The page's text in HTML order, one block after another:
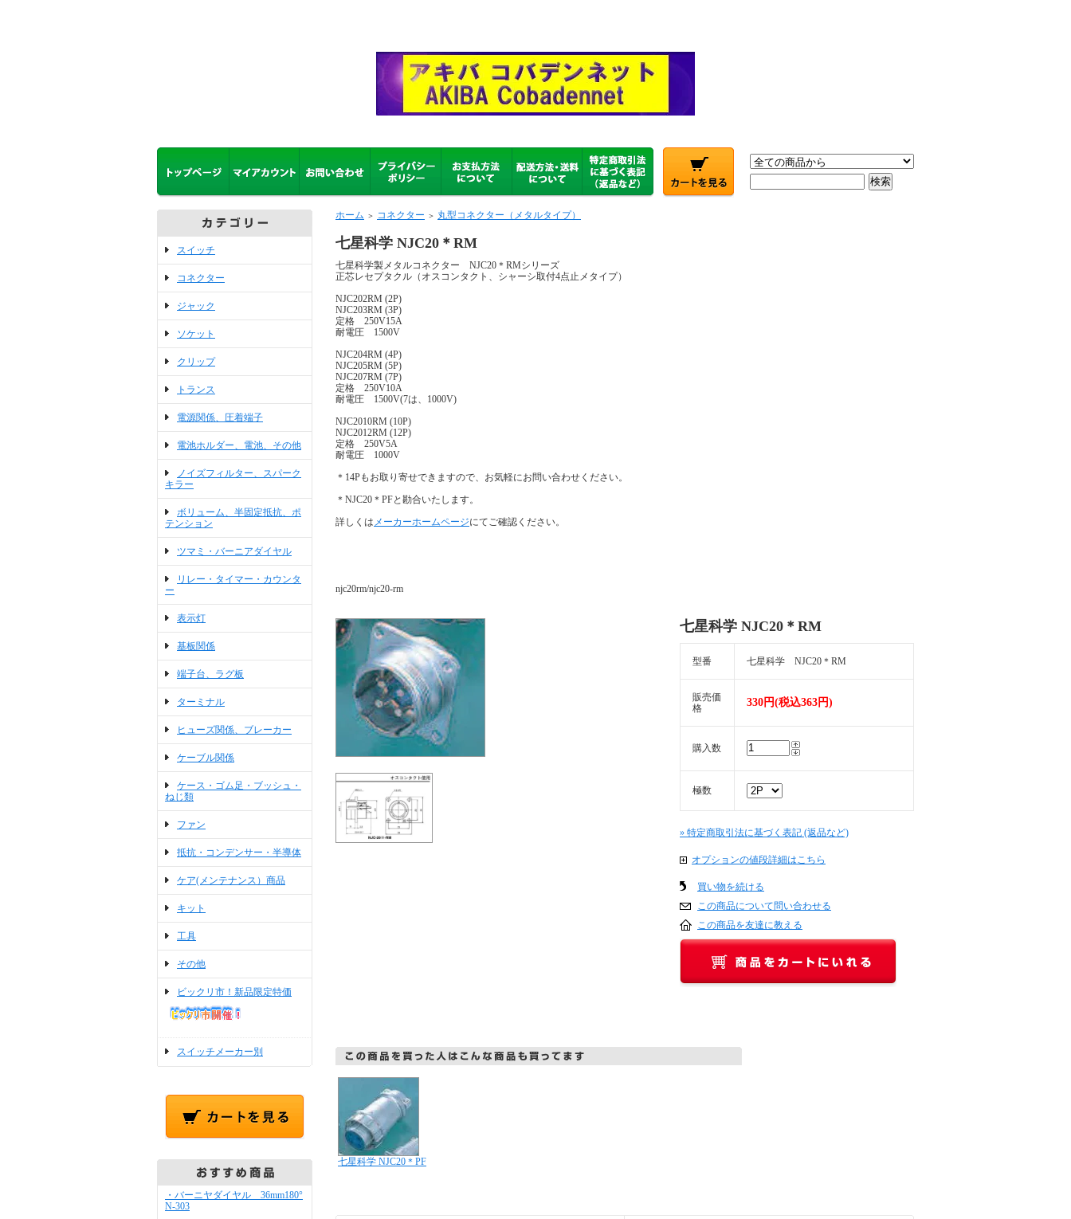
スイッチ
コネクター
ジャック
ソケット
クリップ
トランス
電源関係、圧着端子
電池ホルダー、電池、その他
ノイズフィルター、スパーク
キラー
ボリューム、半固定抵抗、ポ
テンション
ツマミ・バーニアダイヤル
リレー・タイマー・カウンタ
ー
表示灯
基板関係
端子台、ラグ板
ターミナル
ヒューズ関係、ブレーカー
ケーブル関係
ケース・ゴム足・ブッシュ・
ねじ類
ファン
抵抗・コンデンサー・半導体
ケア(メンテナンス）商品
キット
工具
その他
ビックリ市！新品限定特価
スイッチメーカー別
・バーニヤダイヤル 36mm180°
N-303
ホーム ＞ コネクター ＞ 丸型コネクター（メタルタイプ）
七星科学 NJC20＊RM
七星科学製メタルコネクター NJC20＊RMシリーズ
正芯レセプタクル（オスコンタクト、シャーシ取付4点止メタイプ）
NJC202RM (2P)
NJC203RM (3P)
定格 250V15A
耐電圧 1500V
NJC204RM (4P)
NJC205RM (5P)
NJC207RM (7P)
定格 250V10A
耐電圧 1500V(7は、1000V)
NJC2010RM (10P)
NJC2012RM (12P)
定格 250V5A
耐電圧 1000V
＊14Pもお取り寄せできますので、お気軽にお問い合わせください。
＊NJC20＊PFと勘合いたします。
詳しくは メーカーホームページにてご確認ください。
njc20rm/njc20-rm
七星科学 NJC20＊RM
型番 七星科学 NJC20＊RM
販売価
格
330円(税込363円)
購入数
極数
» 特定商取引法に基づく表記 (返品など)
オプションの値段詳細はこちら
買い物を続ける
この商品について問い合わせる
この商品を友達に教える
七星科学 NJC20＊PF